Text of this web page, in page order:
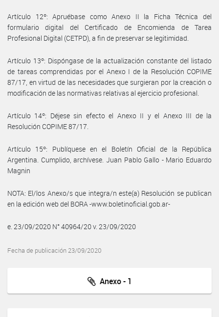
Artículo 12º: Apruébase como Anexo II la Ficha Técnica del
formulario digital del Certificado de Encomienda de Tarea
Profesional Digital (CETPD), a fin de preservar se legitimidad.
Artículo 13º: Dispóngase de la actualización constante del listado
de tareas comprendidas por el Anexo I de la Resolución COPIME
87/17, en virtud de las necesidades que surgieran por la creación o
modificación de las normativas relativas al ejercicio profesional.
Artículo 14º: Déjese sin efecto el Anexo II y el Anexo III de la
Resolución COPIME 87/17.
Artículo 15º: Publíquese en el Boletín Oficial de la República
Argentina. Cumplido, archívese. Juan Pablo Gallo - Mario Eduardo
Magnin
NOTA: El/los Anexo/s que integra/n este(a) Resolución se publican
en la edición web del BORA -www.boletinoficial.gob.ar-
e. 23/09/2020 N° 40964/20 v. 23/09/2020
Fecha de publicación 23/09/2020
Anexo - 1